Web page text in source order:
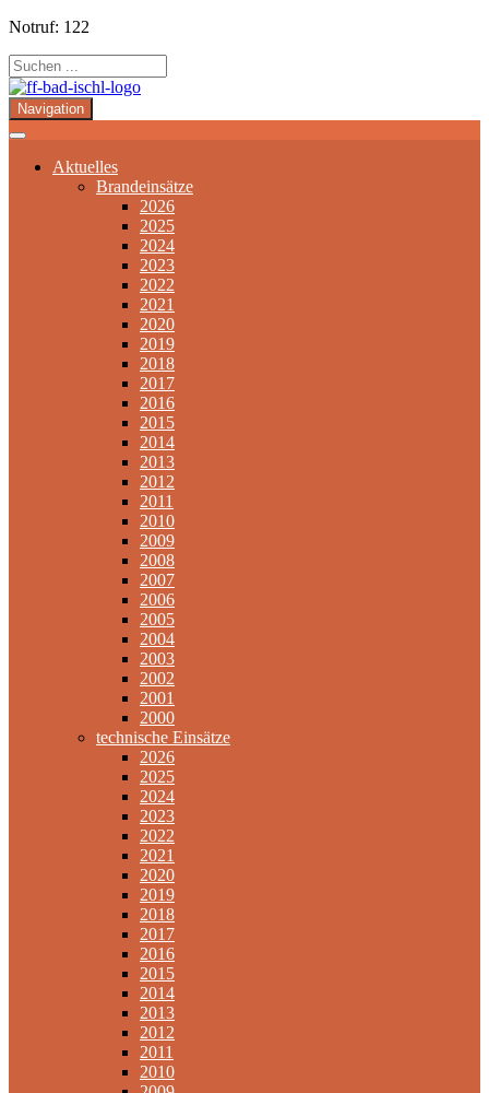
Notruf: 122
Navigation
Aktuelles
Brandeinsätze
2026
2025
2024
2023
2022
2021
2020
2019
2018
2017
2016
2015
2014
2013
2012
2011
2010
2009
2008
2007
2006
2005
2004
2003
2002
2001
2000
technische Einsätze
2026
2025
2024
2023
2022
2021
2020
2019
2018
2017
2016
2015
2014
2013
2012
2011
2010